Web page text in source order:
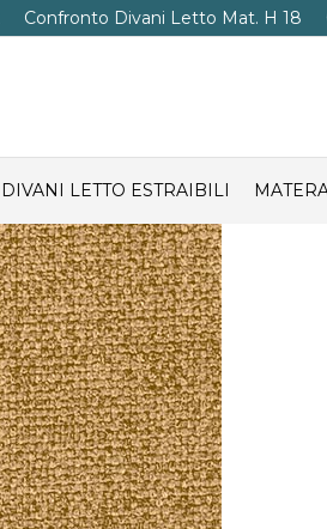
Confronto Divani Letto Mat. H 18
DIVANI LETTO ESTRAIBILI